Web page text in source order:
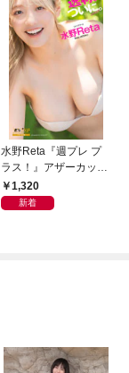
水野Reta『週プレ プ
ラス！』アザーカット
集「埋もれていた逸
材、ついに。～prolog
1,320
新着